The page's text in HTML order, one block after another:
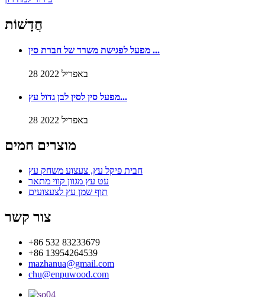
חֲדָשׁוֹת
מפעל לפגישת משרד של חברת סין ...
28 באפריל 2022
מפעל סין לסין לבן גדול עץ...
28 באפריל 2022
מוצרים חמים
חבית פיקל עץ, צעצוע משחק עץ
עט עץ מגוון קווי מתאר
תוף שמן עץ לצעצועים
צור קשר
+86 532 83233679
+86 13954264539
mazhanua@gmail.com
chu@enpuwood.com